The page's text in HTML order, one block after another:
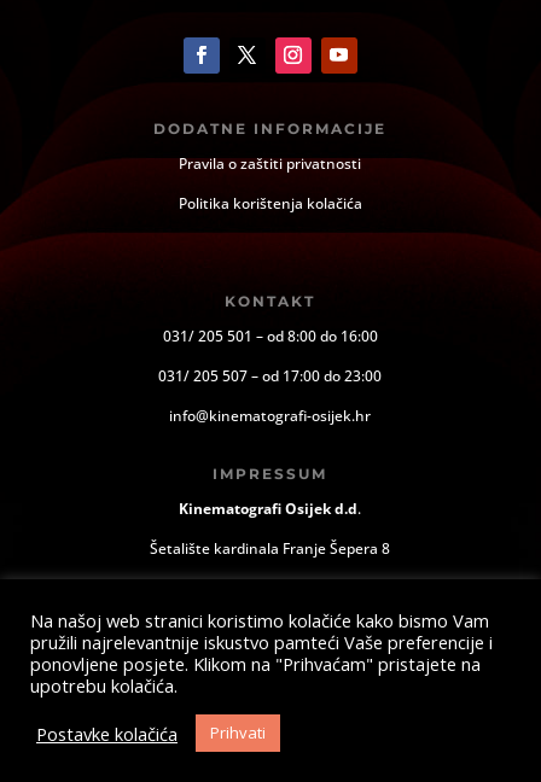
DODATNE INFORMACIJE
Pravila o zaštiti privatnosti
Politika korištenja kolačića
KONTAKT
031/ 205 501 – od 8:00 do 16:00
031/ 205 507 – od 17:00 do 23:00
info@kinematografi-osijek.hr
IMPRESSUM
Kinematografi Osijek d.d.
Šetalište kardinala Franje Šepera 8
Na našoj web stranici koristimo kolačiće kako bismo Vam
pružili najrelevantnije iskustvo pamteći Vaše preferencije i
ponovljene posjete. Klikom na "Prihvaćam" pristajete na
upotrebu kolačića.
Postavke kolačića
Prihvati